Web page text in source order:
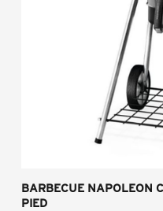
BARBECUE NAPOLEON
PIED